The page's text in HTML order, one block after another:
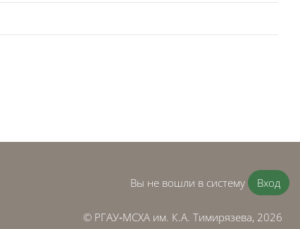
Вы не вошли в систему Вход
© РГАУ‑МСХА им. К.А. Тимирязева, 2026